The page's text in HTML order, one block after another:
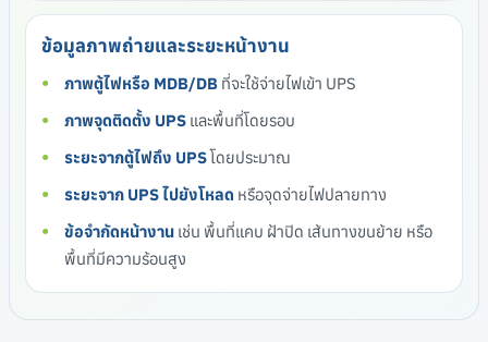
ข้อมูลภาพถ่ายและระยะหน้างาน
ภาพตู้ไฟหรือ MDB/DB ที่จะใช้จ่ายไฟเข้า UPS
ภาพจุดติดตั้ง UPS และพื้นที่โดยรอบ
ระยะจากตู้ไฟถึง UPSโดยประมาณ
ระยะจาก UPS ไปยังโหลด หรือจุดจ่ายไฟปลายทาง
ข้อจำกัดหน้างาน เช่น พื้นที่แคบ ฝ้าปิด เส้นทางขนย้าย หรือ
พื้นที่มีความร้อนสูง